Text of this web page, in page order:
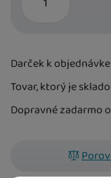
Darček k
Tovar, ktorý je
Dopravné zadarmo